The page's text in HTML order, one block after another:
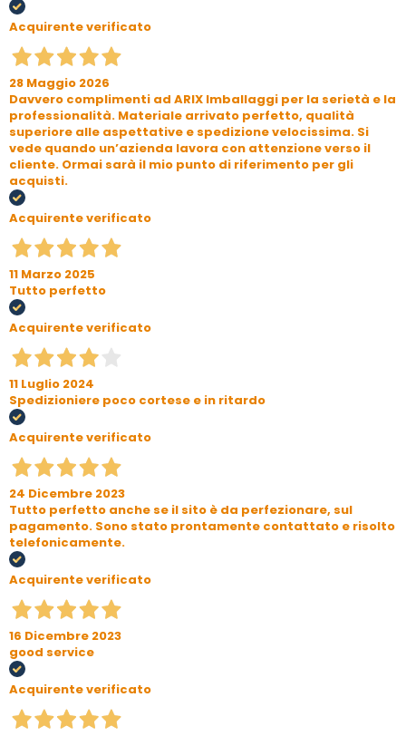
Acquirente verificato
28 Maggio 2026
Davvero complimenti ad ARIX Imballaggi per la serietà e la
professionalità. Materiale arrivato perfetto, qualità
superiore alle aspettative e spedizione velocissima. Si
vede quando un’azienda lavora con attenzione verso il
cliente. Ormai sarà il mio punto di riferimento per gli
acquisti.
Acquirente verificato
11 Marzo 2025
Tutto perfetto
Acquirente verificato
11 Luglio 2024
Spedizioniere poco cortese e in ritardo
Acquirente verificato
24 Dicembre 2023
Tutto perfetto anche se il sito è da perfezionare, sul
pagamento. Sono stato prontamente contattato e risolto
telefonicamente.
Acquirente verificato
16 Dicembre 2023
good service
Acquirente verificato